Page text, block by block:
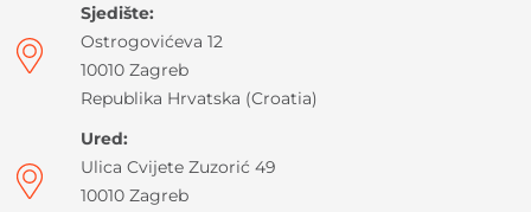
Sjedište:
Ostrogovićeva 12
10010 Zagreb
Republika Hrvatska (Croatia)
Ured:
Ulica Cvijete Zuzorić 49
10010 Zagreb